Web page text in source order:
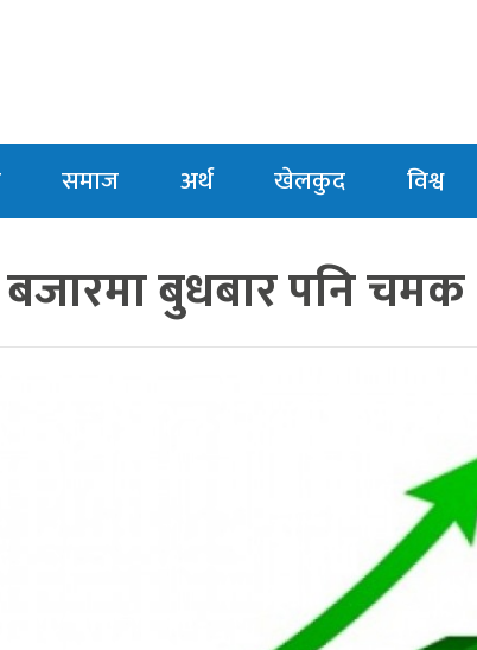
समाज अर्थ खेलकुद विश्व
बुधबार पनि चमक